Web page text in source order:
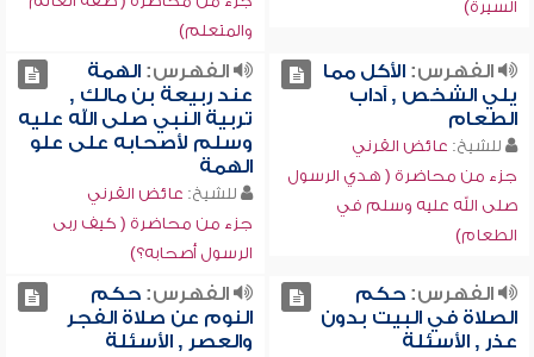
السيرة)
والمتعلم)
الفهرس:الأكل مما
يلي الشخص , آداب
الطعام
للشيخ: عائض القرني
جزء من محاضرة ( هدي الرسول
صلى الله عليه وسلم في
الطعام)
الفهرس:الهمة
عند ربيعة بن مالك ,
تربية النبي صلى الله عليه
وسلم لأصحابه على علو
الهمة
للشيخ: عائض القرني
جزء من محاضرة ( كيف ربى
الرسول أصحابه؟)
الفهرس:حكم
الصلاة في البيت بدون
عذر , الأسئلة
الفهرس:حكم
النوم عن صلاة الفجر
والعصر , الأسئلة